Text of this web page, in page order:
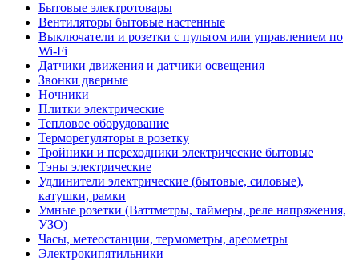
Бытовые электротовары
Вентиляторы бытовые настенные
Выключатели и розетки с пультом или управлением по
Wi-Fi
Датчики движения и датчики освещения
Звонки дверные
Ночники
Плитки электрические
Тепловое оборудование
Терморегуляторы в розетку
Тройники и переходники электрические бытовые
Тэны электрические
Удлинители электрические (бытовые, силовые),
катушки, рамки
Умные розетки (Ваттметры, таймеры, реле напряжения,
УЗО)
Часы, метеостанции, термометры, ареометры
Электрокипятильники